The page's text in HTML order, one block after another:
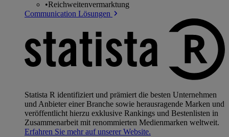
•Reichweitenvermarktung
Communication Lösungen
Statista R identifiziert und prämiert die besten Unternehmen
und Anbieter einer Branche sowie herausragende Marken und
veröffentlicht hierzu exklusive Rankings und Bestenlisten in
Zusammenarbeit mit renommierten Medienmarken weltweit.
Erfahren Sie mehr auf unserer Website.